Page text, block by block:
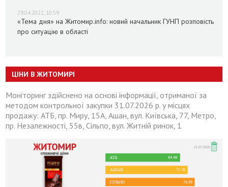
29.04.2022, 10:59
«Тема дня» на Житомир.info: новий начальник ГУНП розповість
про ситуацію в області
ЦІНИ В ЖИТОМИРІ
Моніторинг здійснено на основі інформації, отриманої за
методом контрольної закупки 31.07.2026 р. у місцях
продажу: АТБ, пр. Миру, 15А, Ашан, вул. Київська, 77, Метро,
пр. Незалежності, 55в, Сільпо, вул. Житній ринок, 1